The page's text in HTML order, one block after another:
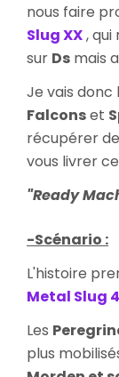
nous faire
Slug XX, qui
sur Ds mais
Je vais donc
Falconset
récupérer
vous livrer
"Ready
-Scénario :
L'histoire
Metal Slug 4
Les
plus